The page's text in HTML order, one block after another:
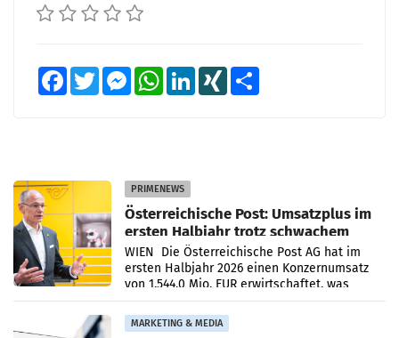
FacebookTwitter MessengerWhatsAppLinkedInXING
PRIMENEWS
Österreichische Post: Umsatzplus im
ersten Halbjahr trotz schwachem
Briefgeschäft
WIEN Die Österreichische Post AG hat im
ersten Halbjahr 2026 einen Konzernumsatz
von 1.544,0 Mio. EUR erwirtschaftet, was
einem Plus von 3,8 Prozent gegenüber dem
Vergleichszeitraum
MARKETING & MEDIA